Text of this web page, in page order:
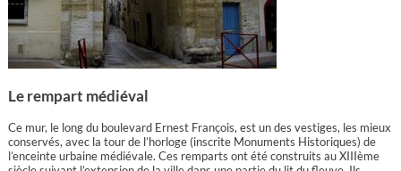
Le rempart médiéval
Ce mur, le long du boulevard Ernest François, est un des vestiges, les mieux
conservés, avec la tour de l’horloge (inscrite Monuments Historiques) de
l’enceinte urbaine médiévale. Ces remparts ont été construits au XIIIème